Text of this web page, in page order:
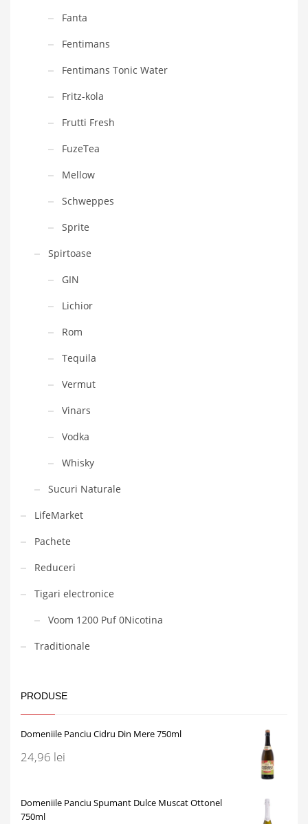
Fanta
Fentimans
Fentimans Tonic Water
Fritz-kola
Frutti Fresh
FuzeTea
Mellow
Schweppes
Sprite
Spirtoase
GIN
Lichior
Rom
Tequila
Vermut
Vinars
Vodka
Whisky
Sucuri Naturale
LifeMarket
Pachete
Reduceri
Tigari electronice
Voom 1200 Puf 0Nicotina
Traditionale
PRODUSE
Domeniile Panciu Cidru Din Mere 750ml
24,96 lei
Domeniile Panciu Spumant Dulce Muscat Ottonel
750ml